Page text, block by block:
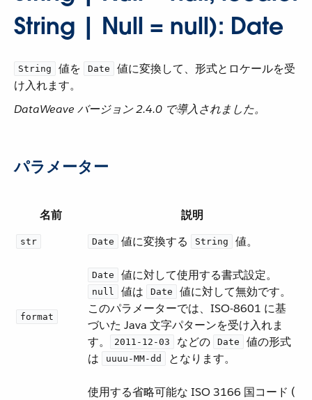
String | Null = null): Date
String ​ 値を ​ Date
​ 値に変換して、形式とロケールを受
け入れます。
DataWeave バージョン 2.4.0 で導入されました。
パラメーター
名前 説明
str Date ​ 値に変換する ​ String ​ 値。
format
Date ​ 値に対して使用する書式設定。 ​
null ​ 値は ​ Date
​ 値に対して無効です。
このパラメーターでは、ISO-8601 に基
づいた Java 文字パターンを受け入れま
す。​
2011-12-03 ​ などの ​ Date
​ 値の形式
は ​
uuuu-MM-dd ​ となります。
使用する省略可能な ISO 3166 国コード (​